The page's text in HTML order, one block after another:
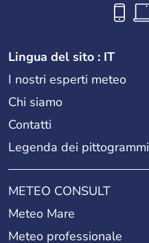
Lingua del sito : IT
I nostri esperti meteo
Chi siamo
Contatti
Legenda dei pittogrammi
METEO CONSULT
Meteo Mare
Meteo professionale